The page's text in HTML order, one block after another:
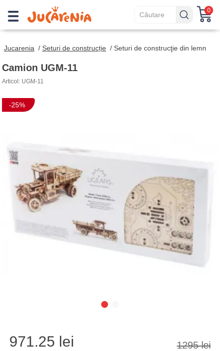
0
Jucarenia / Seturi de construcție / Seturi de construcţie din lemn
Camion UGM-11
Articol: UGM-11
-25%
971.25 lei 1295 lei